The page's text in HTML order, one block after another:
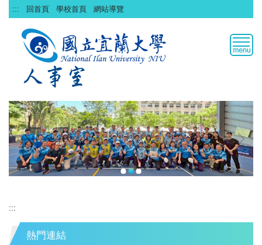
跳
到
::: 回首頁 學校首頁 網站導覽
:::
熱門連結